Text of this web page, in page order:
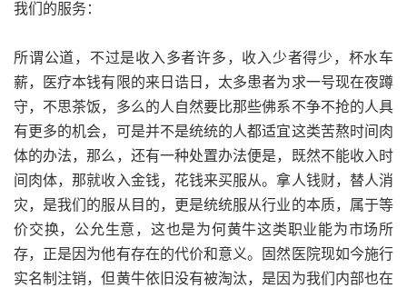
我们的服务：
所谓公道，不过是收入多者许多，收入少者得少，杯水车
薪，医疗本钱有限的来日诰日，太多患者为求一号现在夜蹲
守，不思茶饭，多么的人自然要比那些佛系不争不抢的人具
有更多的机会，可是并不是统统的人都适宜这类苦熬时间肉
体的办法，那么，还有一种处置办法便是，既然不能收入时
间肉体，那就收入金钱，花钱来买服从。拿人钱财，替人消
灾，是我们的服从目的，更是统统服从行业的本质，属于等
价交换，公允生意，这也是为何黄牛这类职业能为市场所
存，正是因为他有存在的代价和意义。固然医院现如今施行
实名制注销，但黄牛依旧没有被淘汰，是因为我们内部也在